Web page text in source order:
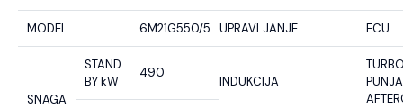
MODEL 6M21G550/5
SNAGA
STAND
BY kW
490
UPRAVLJANJE ECU
INDUKCIJA